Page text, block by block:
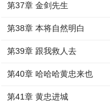
第37章 金剑先生
第38章 本将自然明白
第39章 跟我救人去
第40章 哈哈哈黄忠来也
第41章 黄忠进城